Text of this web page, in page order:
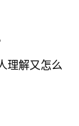
理解又怎么